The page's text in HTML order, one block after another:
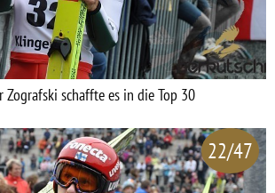
Zografski schaffte es in die Top 30
22/47